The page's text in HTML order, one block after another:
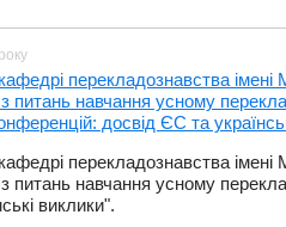
кафедрі перекладознавства
з питань навчання усному
досвід ЄС та
кафедрі перекладознавства
з питань навчання усному
виклики".